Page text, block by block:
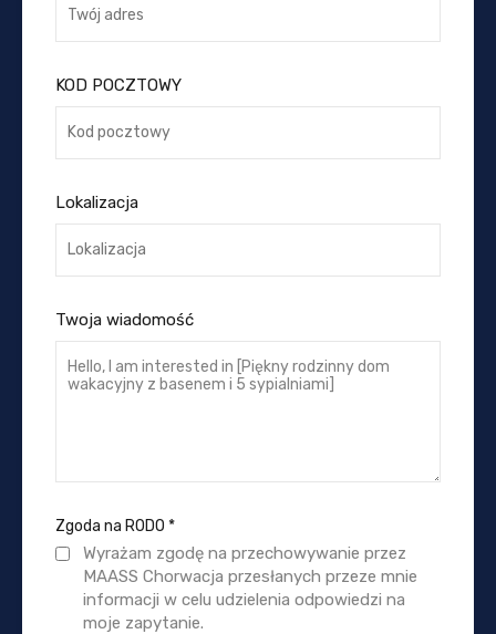
KOD POCZTOWY
Lokalizacja
Twoja wiadomość
Zgoda na RODO *
Wyrażam zgodę na przechowywanie przez
MAASS Chorwacja przesłanych przeze mnie
informacji w celu udzielenia odpowiedzi na
moje zapytanie.